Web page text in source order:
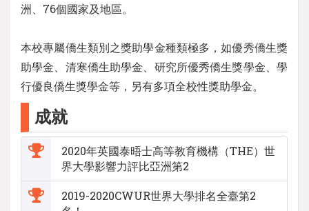
洲、76個國家及地區。
本校專屬僑生類別之獎助學金種類極多，如優秀僑生獎
助學金、清寒僑生助學金、研究所優秀僑生獎學金、學
行優良僑生獎學金等，另有多項全校性獎助學金。
成就
2020年英國泰晤士高等教育機構（THE）世
界大學影響力評比亞洲第2
2019-2020CWUR世界大學排名全臺第2